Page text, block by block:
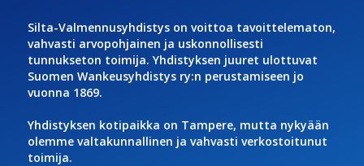
Silta-Valmennusyhdistys on voittoa tavoittelematon,
vahvasti arvopohjainen ja uskonnollisesti
tunnukseton toimija. Yhdistyksen juuret ulottuvat
Suomen Wankeusyhdistys ry:n perustamiseen jo
vuonna 1869.
Yhdistyksen kotipaikka on Tampere, mutta nykyään
olemme valtakunnallinen ja vahvasti verkostoitunut
toimija.